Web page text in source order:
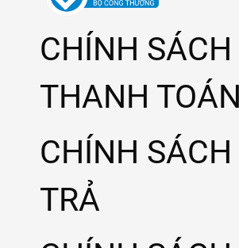
CHÍNH SÁCH
THANH TOÁN
CHÍNH
TRẢ